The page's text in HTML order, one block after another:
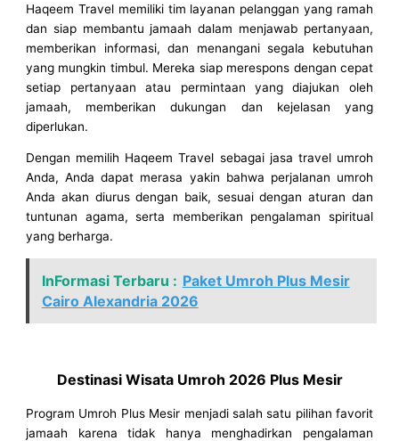
Haqeem Travel memiliki tim layanan pelanggan yang ramah
dan siap membantu jamaah dalam menjawab pertanyaan,
memberikan informasi, dan menangani segala kebutuhan
yang mungkin timbul. Mereka siap merespons dengan cepat
setiap pertanyaan atau permintaan yang diajukan oleh
jamaah, memberikan dukungan dan kejelasan yang
diperlukan.
Dengan memilih Haqeem Travel sebagai jasa travel umroh
Anda, Anda dapat merasa yakin bahwa perjalanan umroh
Anda akan diurus dengan baik, sesuai dengan aturan dan
tuntunan agama, serta memberikan pengalaman spiritual
yang berharga.
InFormasi Terbaru : Paket Umroh Plus Mesir
Cairo Alexandria 2026
Destinasi Wisata Umroh 2026 Plus Mesir
Program Umroh Plus Mesir menjadi salah satu pilihan favorit
jamaah karena tidak hanya menghadirkan pengalaman